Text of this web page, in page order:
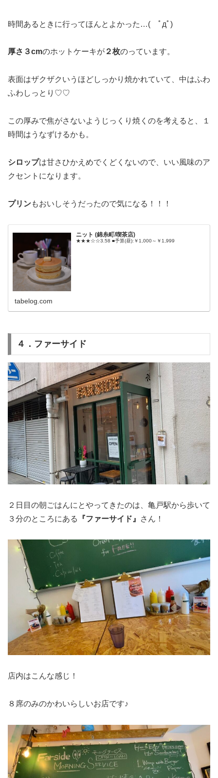
時間あるときに行ってほんとよかった…( ﾟдﾟ)
厚さ３cmのホットケーキが ２枚のっています。
表面はザクザクいうほどしっかり焼かれていて、中はふわ
ふわしっとり♡♡
この厚みで焦がさないようじっくり焼くのを考えると、１
時間はうなずけるかも。
シロップは甘さひかえめでくどくないので、いい風味のア
クセントになります。
プリンもおいしそうだったので気になる！！！
ニット (錦糸町/喫茶店)
★★★☆☆3.58 ■予算(昼):￥1,000～￥1,999
tabelog.com
４．ファーサイド
２日目の朝ごはんにとやってきたのは、亀戸駅から歩いて
３分のところにある
『ファーサイド』 さん！
店内はこんな感じ！
８席のみのかわいらしいお店です♪